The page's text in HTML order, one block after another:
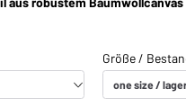
Passwort
E-Mail-Adresse:
Zurück
zum Login